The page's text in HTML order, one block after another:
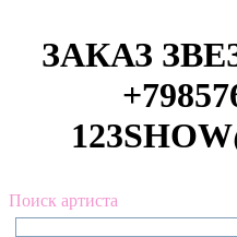
ЗАКАЗ
Поиск артиста